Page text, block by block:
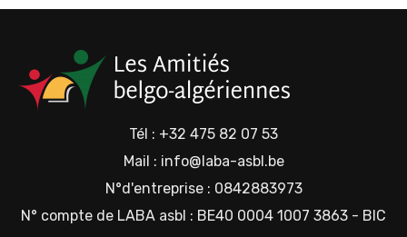
Tél : +32 475 82 07 53
Mail : info@laba-asbl.be
N°d'entreprise : 0842883973
N° compte de LABA asbl : BE40 0004 1007 3863 - BIC